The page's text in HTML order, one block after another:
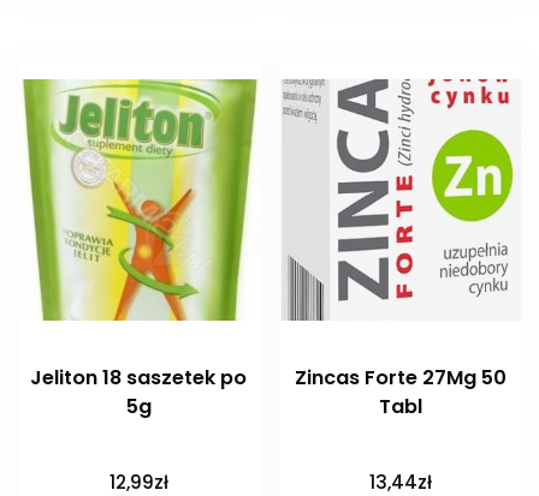
Jeliton 18 saszetek po
5g
12,99zł
Zincas Forte 27Mg 50
Tabl
13,44zł